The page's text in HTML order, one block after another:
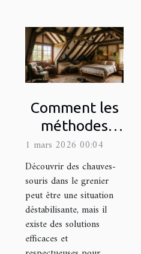
Comment les
méthodes
douces
peuvent
sauver votre
grenier des
chauves-
souris ?
1 mars 2026 00:04
Découvrir des chauves-
souris dans le grenier
peut être une situation
déstabilisante, mais il
existe des solutions
efficaces et